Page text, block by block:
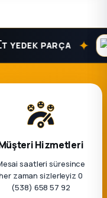
PARÇA ✦
Hizmetleri
saatleri süresince
zaman sizlerleyiz 0
(538) 658 57 92